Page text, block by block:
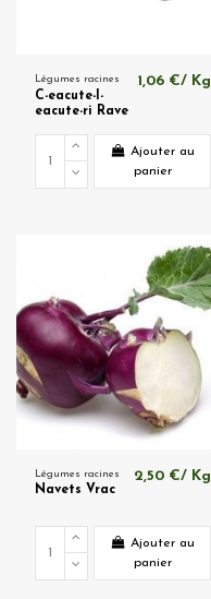
Légumes racines
C-eacute-l-
eacute-ri Rave
1,06 €/ Kg
Ajouter au
panier
Légumes racines
Navets Vrac
2,50 €/ Kg
Ajouter au
panier